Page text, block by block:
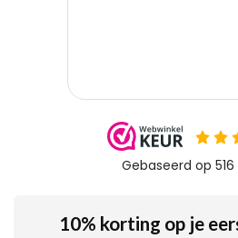
10% korting op je